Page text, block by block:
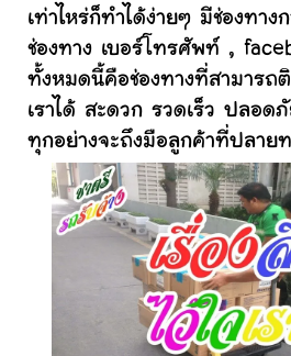
เท่าไหร่ก็ทำได้ง่ายๆ มีช่องทาง
ช่องทาง เบอร์โทรศัพท์ ,
ทั้งหมดนี้คือช่องทางที่สามารถ
เราได้ สะดวก รวดเร็ว ปลอด
ทุกอย่างจะถึงมือลูกค้าที่ปลาย